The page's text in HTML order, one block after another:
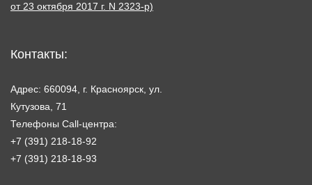
от 23 октября 2017 г. N 2323-р)
Контакты:
Адрес: 660094, г. Красноярск, ул.
Кутузова, 71
Телефоны Call-центра:
+7 (391) 218-18-92
+7 (391) 218-18-93